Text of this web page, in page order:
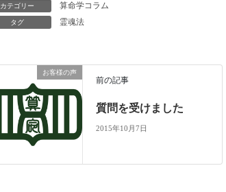
カテゴリー 算命学コラム
タグ 霊魂法
お客様の声
前の記事
質問を受けました
2015年10月7日